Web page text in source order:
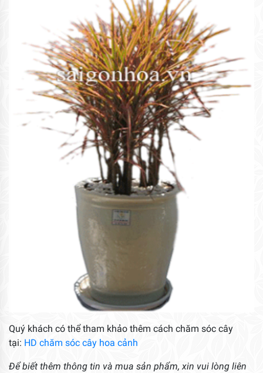
Quý khách có thể tham khảo thêm cách chăm sóc cây
tại: HD chăm sóc cây hoa cảnh
Để biết thêm thông tin và mua sản phẩm, xin vui lòng liên